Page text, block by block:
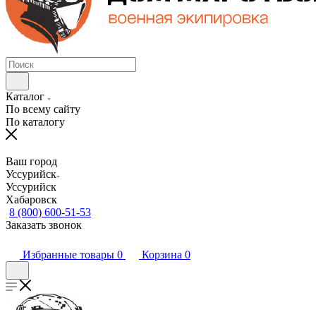
Каталог
По всему сайту
По каталогу
Ваш город
Уссурийск
Уссурийск
Хабаровск
8 (800) 600-51-53
Заказать звонок
Избранные товары 0 Корзина 0